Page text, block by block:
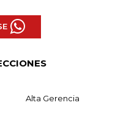
Alta Gerencia